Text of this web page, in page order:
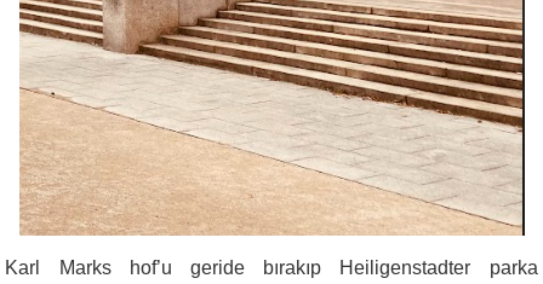
Karl Marks hof’u geride bırakıp Heiligenstadter parka